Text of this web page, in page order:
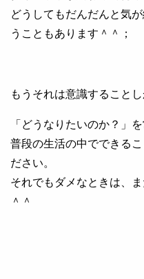
どうしてもだんだんと気
うこともあります＾＾；
もうそれは意識することし
「どうなりたいのか？」
普段の生活の中でできる
ださい。
それでもダメなときは、
＾＾